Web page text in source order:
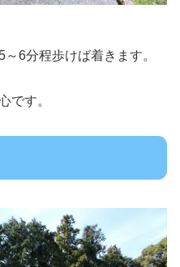
6分程歩けば着きます。
です。